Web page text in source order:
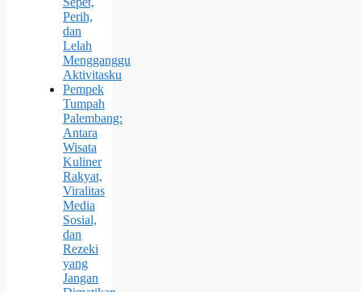
Perih,
dan
Lelah
Mengganggu
Aktivitasku
Pempek
Tumpah
Palembang:
Antara
Wisata
Kuliner
Rakyat,
Viralitas
Media
Sosial,
dan
Rezeki
yang
Jangan